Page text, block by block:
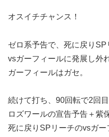
オスイチチャンス！
ゼロ系予告で、死に戻りSP
vsガーフィールに発展し外
ガーフィールはガセ。
続けて打ち、90回転で2回目
ロズワールの宣告予告＋紫
死に戻りSPリーチのvsガー